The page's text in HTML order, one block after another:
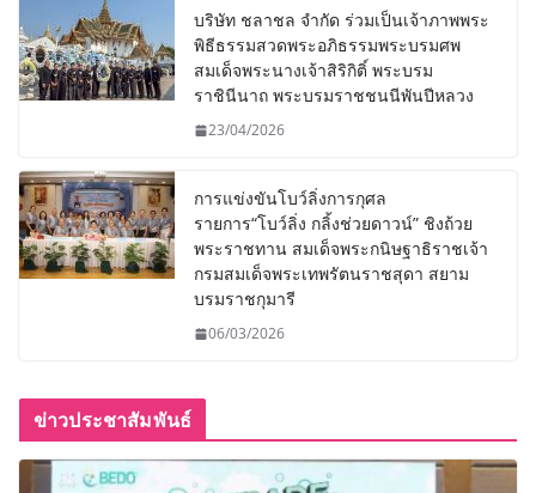
บริษัท ชลาชล จำกัด ร่วมเป็นเจ้าภาพพระ
พิธีธรรมสวดพระอภิธรรมพระบรมศพ
สมเด็จพระนางเจ้าสิริกิติ์ พระบรม
ราชินีนาถ พระบรมราชชนนีพันปีหลวง
23/04/2026
การแข่งขันโบว์ลิ่งการกุศล
รายการ“โบว์ลิ่ง กลิ้งช่วยดาวน์” ชิงถ้วย
พระราชทาน สมเด็จพระกนิษฐาธิราชเจ้า
กรมสมเด็จพระเทพรัตนราชสุดา สยาม
บรมราชกุมารี
06/03/2026
ข่าวประชาสัมพันธ์